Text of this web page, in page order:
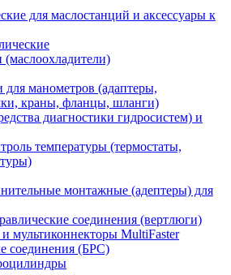
для маслостанций и аксессуары к
манометров (адаптеры,
краны, фланцы, шланги)
диагностики гидросистем) и
температуры (термостаты,
монтажные (адептеры) для
соединения (вертлюги)
мультиконнекторы MultiFaster
соединения (БРС)